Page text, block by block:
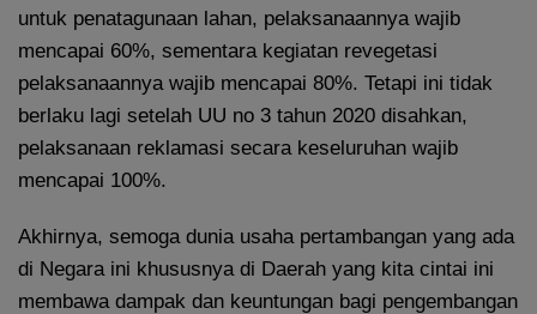
untuk penatagunaan lahan, pelaksanaannya wajib
mencapai 60%, sementara kegiatan revegetasi
pelaksanaannya wajib mencapai 80%. Tetapi ini tidak
berlaku lagi setelah UU no 3 tahun 2020 disahkan,
pelaksanaan reklamasi secara keseluruhan wajib
mencapai 100%.
Akhirnya, semoga dunia usaha pertambangan yang ada
di Negara ini khususnya di Daerah yang kita cintai ini
membawa dampak dan keuntungan bagi pengembangan